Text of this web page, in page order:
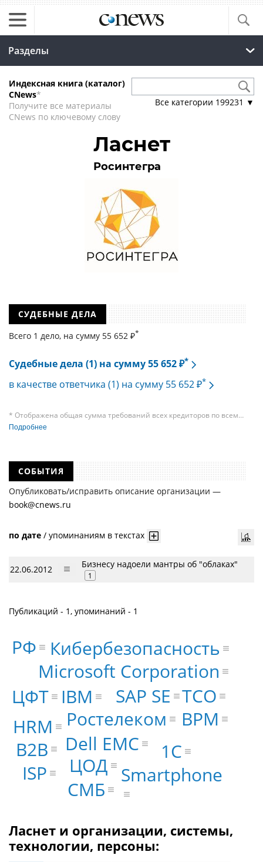
Разделы
Индексная книга (каталог)
CNews*
Получите все материалы
CNews по ключевому слову
Все категории 199231 ▼
Ласнет
Росинтегра
СУДЕБНЫЕ ДЕЛА
Всего 1 дело, на cумму 55 652 ₽*
Судебные дела (1) на сумму 55 652 ₽*
в качестве ответчика (1) на сумму 55 652 ₽*
* Отображена общая сумма требований всех кредиторов по всем
судебным делам, в рамках которых компания подавала требования
в одном таком деле может быть несколько десятков, а размеры сумм
требований одних могут быть больше или меньше размеров
Подробнее
СОБЫТИЯ
Опубликовать/исправить описание организации —
book@cnews.ru
по дате / упоминаниям в текстах
22.06.2012 Бизнесу надоели мантры об "облаках"
1
Публикаций - 1, упоминаний - 1
Ростелеком
SAP SE
Dell EMC
Microsoft Corporation
IBM
1С
ЦФТ
HRM
B2B
ЦОД
Кибербезопасность
Smartphone
ISP
BPM
РФ
СМБ
TCO
Ласнет и организации, системы,
технологии, персоны: